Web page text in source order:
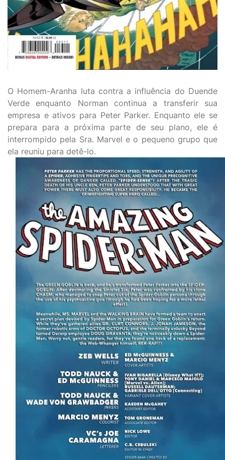
O Homem-Aranha luta contra a influência do Duende
Verde enquanto Norman continua a transferir sua
empresa e ativos para Peter Parker. Enquanto ele se
prepara para a próxima parte de seu plano, ele é
interrompido pela Sra. Marvel e o pequeno grupo que
ela reuniu para detê-lo.